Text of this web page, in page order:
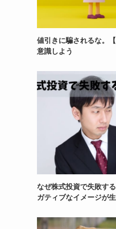
値引きに騙されるな。
意識しよう
なぜ株式投資で失敗す
ガティブなイメージが